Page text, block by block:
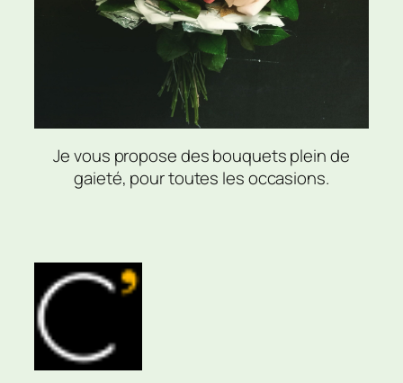
Je vous propose des bouquets plein de
gaieté, pour toutes les occasions.